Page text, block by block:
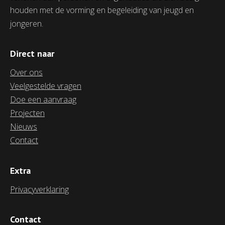
samenleving.
houden met de vorming en begeleiding van jeugd en
jongeren.
Direct naar
Over ons
Veelgestelde vragen
Doe een aanvraag
Projecten
Nieuws
Contact
Extra
Privacyverklaring
Contact